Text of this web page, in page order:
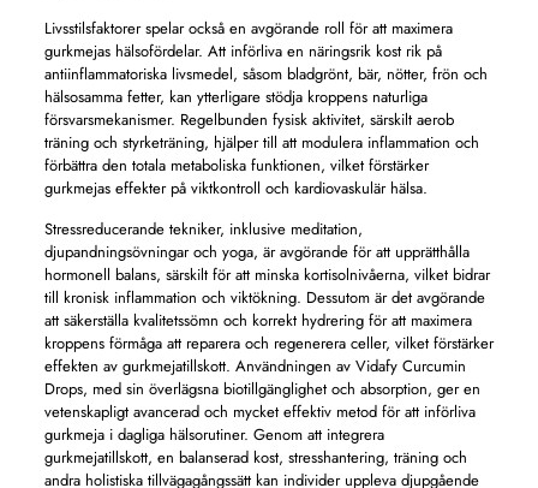
Livsstilsfaktorer spelar också en avgörande roll för att maximera
gurkmejas hälsofördelar. Att införliva en näringsrik kost rik på
antiinflammatoriska livsmedel, såsom bladgrönt, bär, nötter, frön och
hälsosamma fetter, kan ytterligare stödja kroppens naturliga
försvarsmekanismer. Regelbunden fysisk aktivitet, särskilt aerob
träning och styrketräning, hjälper till att modulera inflammation och
förbättra den totala metaboliska funktionen, vilket förstärker
gurkmejas effekter på viktkontroll och kardiovaskulär hälsa.
Stressreducerande tekniker, inklusive meditation,
djupandningsövningar och yoga, är avgörande för att upprätthålla
hormonell balans, särskilt för att minska kortisolnivåerna, vilket bidrar
till kronisk inflammation och viktökning. Dessutom är det avgörande
att säkerställa kvalitetssömn och korrekt hydrering för att maximera
kroppens förmåga att reparera och regenerera celler, vilket förstärker
effekten av gurkmejatillskott. Användningen av Vidafy Curcumin
Drops, med sin överlägsna biotillgänglighet och absorption, ger en
vetenskapligt avancerad och mycket effektiv metod för att införliva
gurkmeja i dagliga hälsorutiner. Genom att integrera
gurkmejatillskott, en balanserad kost, stresshantering, träning och
andra holistiska tillvägagångssätt kan individer uppleva djupgående